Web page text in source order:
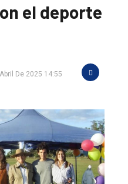
el deporte
De 2025 14:55